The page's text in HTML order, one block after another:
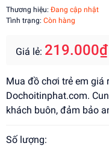
Thương hiệu: Đang cập nhật
Tình trạng: Còn hàng
Giá lẻ: 219.000₫
Mua đồ chơi trẻ em giá
Dochoitinphat.com.
khách buôn, đảm bảo
Số lượng: